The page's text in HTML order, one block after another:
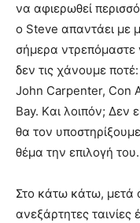
να αφιερωθεί
ο Steve απαντάει με
σήμερα
δεν τις χάνουμε
John Carpenter, Con
Bay. Kαι λοιπόν; Δεν
θα τον
θέμα την επιλογή του.
Στο κάτω κάτω, μετά
ανεξάρτητες ταινίες